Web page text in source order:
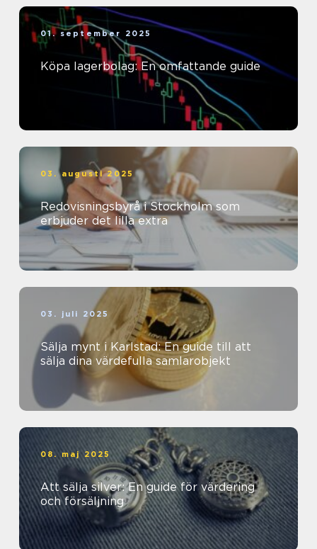
01. september 2025
Köpa lagerbolag: En omfattande guide
03. augusti 2025
Redovisningsbyrå i Stockholm som
erbjuder det lilla extra
03. juli 2025
Sälja mynt i Karlstad: En guide till att
sälja dina värdefulla samlarobjekt
08. maj 2025
Att sälja silver: En guide för värdering
och försäljning